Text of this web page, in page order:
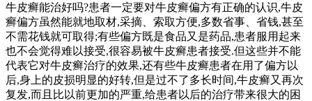
牛皮癣能治好吗?患者一定要对牛皮癣偏方有正确的认识,牛皮
癣偏方虽然能就地取材,采摘、索取方便,多数省事、省钱,甚至
不需花钱就可取得;有些偏方既是食品又是药品,患者服用起来
也不会觉得难以接受,很容易被牛皮癣患者接受.但这些并不能
代表它对牛皮癣治疗的效果,还有些牛皮癣患者在用了偏方以
后,身上的皮损明显的好转,但是过不了多长时间,牛皮癣又再次
复发,而且比以前更加的严重,给患者以后的治疗带来很大的困